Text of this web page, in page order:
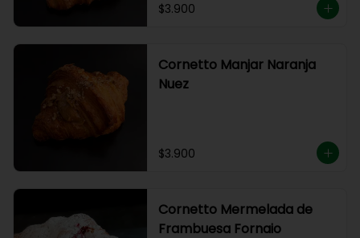
$3.900
Cornetto Manjar Naranja
Nuez
$3.900
Cornetto Mermelada de
Frambuesa Fornaio